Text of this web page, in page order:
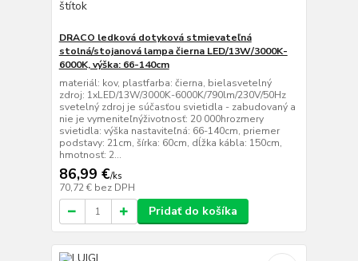
DRACO ledková dotyková stmievateľná
stolná/stojanová lampa čierna LED/13W/3000K-
6000K, výška: 66-140cm
materiál: kov, plastfarba: čierna, bielasvetelný
zdroj: 1xLED/13W/3000K-6000K/790lm/230V/50Hz
svetelný zdroj je súčasťou svietidla - zabudovaný a
nie je vymeniteľnýživotnosť: 20 000hrozmery
svietidla: výška nastaviteľná: 66-140cm, priemer
podstavy: 21cm, šírka: 60cm, dĺžka kábla: 150cm,
hmotnosť: 2...
86,99 €/ks
70,72 € bez DPH
Pridať do košíka